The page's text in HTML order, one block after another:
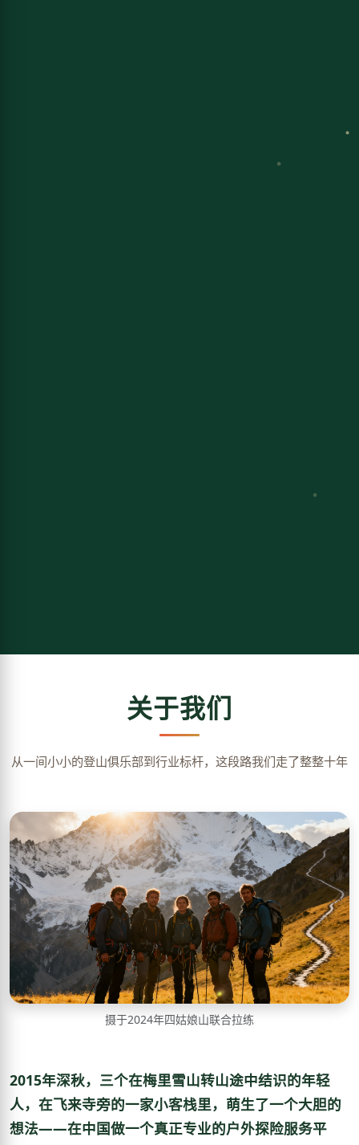
关于我们
从一间小小的登山俱乐部到行业标杆，这段路我们走了整整十年
摄于2024年四姑娘山联合拉练
2015年深秋，三个在梅里雪山转山途中结识的年轻
人，在飞来寺旁的一家小客栈里，萌生了一个大胆的
想法——在中国做一个真正专业的户外探险服务平